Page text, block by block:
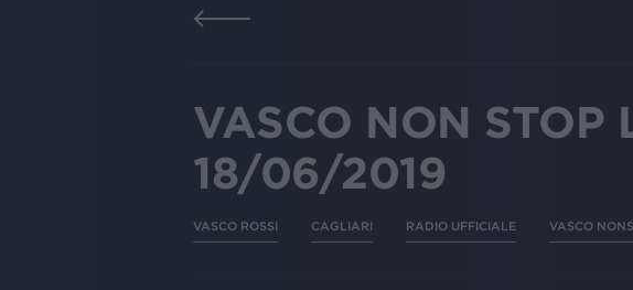
VASCO NON STOP
18/06/2019
VASCO ROSSI CAGLIARI RADIO UFFICIALE VASCO